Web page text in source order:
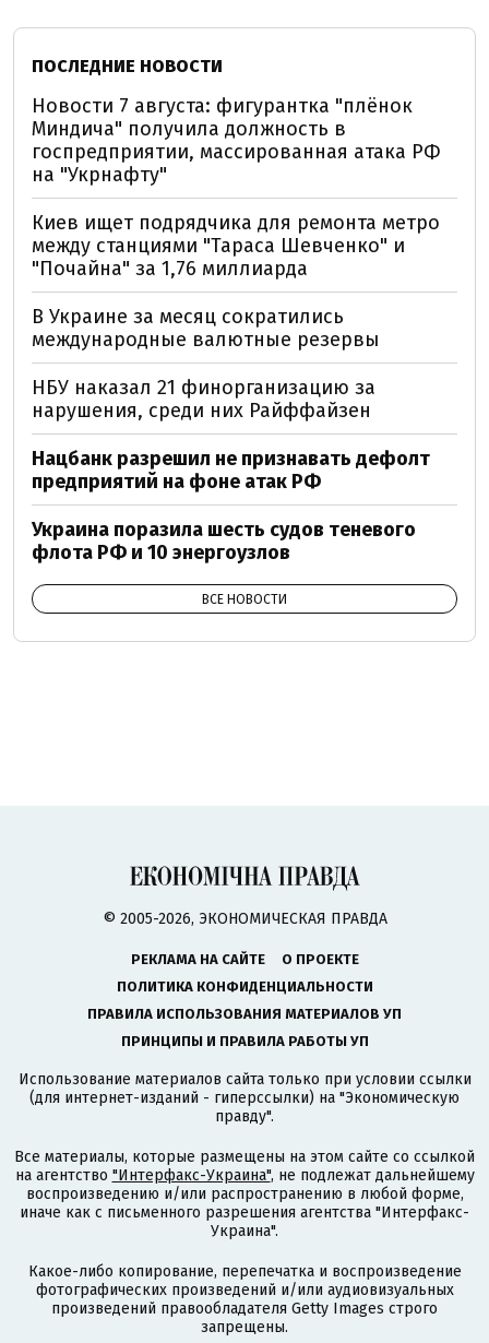
ПОСЛЕДНИЕ НОВОСТИ
Новости 7 августа: фигурантка "плёнок
Миндича" получила должность в
госпредприятии, массированная атака РФ
на "Укрнафту"
Киев ищет подрядчика для ремонта метро
между станциями "Тараса Шевченко" и
"Почайна" за 1,76 миллиарда
В Украине за месяц сократились
международные валютные резервы
НБУ наказал 21 финорганизацию за
нарушения, среди них Райффайзен
Нацбанк разрешил не признавать дефолт
предприятий на фоне атак РФ
Украина поразила шесть судов теневого
флота РФ и 10 энергоузлов
ВСЕ НОВОСТИ
© 2005-2026, ЭКОНОМИЧЕСКАЯ ПРАВДА
РЕКЛАМА НА САЙТЕ
О ПРОЕКТЕ
ПОЛИТИКА КОНФИДЕНЦИАЛЬНОСТИ
ПРАВИЛА ИСПОЛЬЗОВАНИЯ МАТЕРИАЛОВ УП
ПРИНЦИПЫ И ПРАВИЛА РАБОТЫ УП
Использование материалов сайта только при условии ссылки
(для интернет-изданий - гиперссылки) на "Экономическую
правду".
Все материалы, которые размещены на этом сайте со ссылкой
на агентство "Интерфакс-Украина", не подлежат дальнейшему
воспроизведению и/или распространению в любой форме,
иначе как с письменного разрешения агентства "Интерфакс-
Украина".
Какое-либо копирование, перепечатка и воспроизведение
фотографических произведений и/или аудиовизуальных
произведений правообладателя Getty Images строго
запрещены.